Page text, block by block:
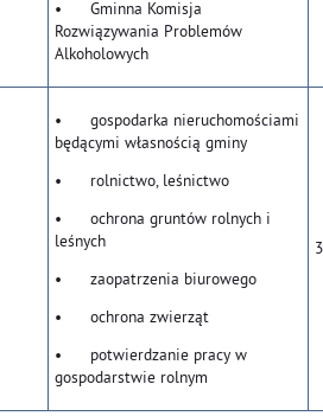
• Gminna Komisja
Rozwiązywania Problemów
Alkoholowych
• gospodarka nieruchomościami
będącymi własnością gminy
• rolnictwo, leśnictwo
• ochrona gruntów rolnych i
leśnych
• zaopatrzenia biurowego
• ochrona zwierząt
• potwierdzanie pracy w
gospodarstwie rolnym